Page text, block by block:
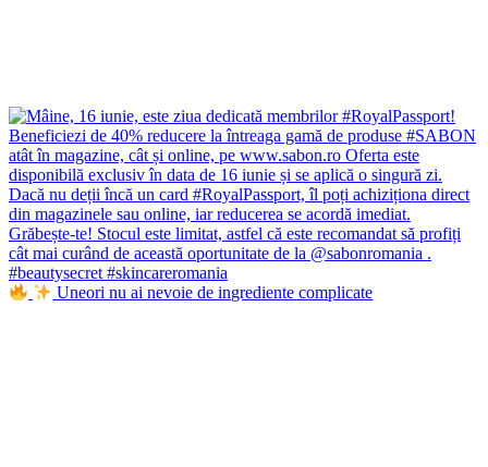
Uneori nu ai nevoie de ingrediente complicate